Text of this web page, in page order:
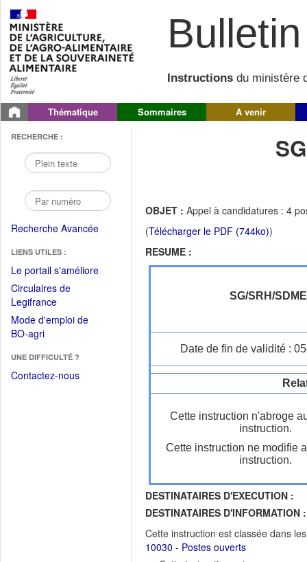
Instructions du ministère
Thématique Sommaires A venir
RECHERCHE :
Recherche Avancée
LIENS UTILES :
Le portail s'améliore(Fichier
Circulaires de
Legifrance(Ouvrir
dans
une
fenêtre)
Mode d'emploi de
BO-agri(Ouvrir
une
nouvelle
UNE DIFFICULTÉ ?
Contactez-nous
OBJET : Appel à candidatures : 4
(Télécharger le PDF (744ko))
RESUME :
SG/SRH/
Date de fin de validité :
Cette instruction n'abroge
instruction.
Cette instruction ne modifie
instruction.
DESTINATAIRES D'EXECUTION :
DESTINATAIRES D'INFORMATION :
Cette instruction est classée dans
10030 - Postes ouverts